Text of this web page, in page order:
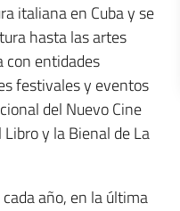
italiana en Cuba y se
hasta las artes
con entidades
festivales y eventos
del Nuevo Cine
y la Bienal de La
año, en la última